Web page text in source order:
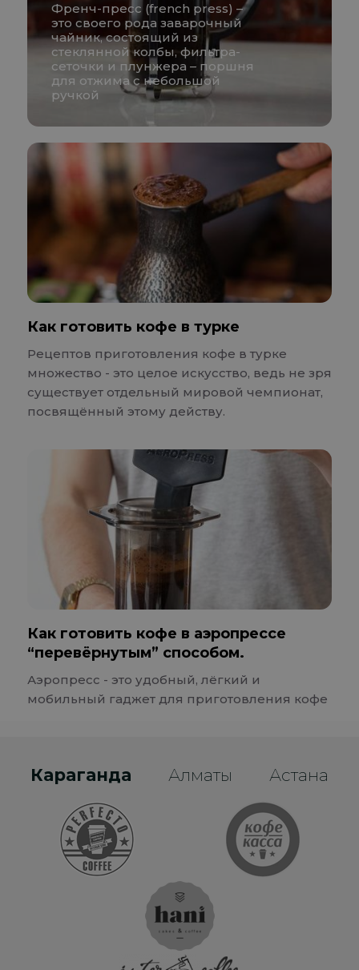
Френч-пресс (french press) –
это своего рода заварочный
чайник, состоящий из
стеклянной колбы, фильтра-
сеточки и плунжера – поршня
для отжима с небольшой
ручкой
Как готовить кофе в турке
Рецептов приготовления кофе в турке
множество - это целое искусство, ведь не зря
существует отдельный мировой чемпионат,
посвящённый этому действу.
Как готовить кофе в аэропрессе
“перевёрнутым” способом.
Аэропресс - это удобный, лёгкий и
мобильный гаджет для приготовления кофе
Караганда Алматы Астана